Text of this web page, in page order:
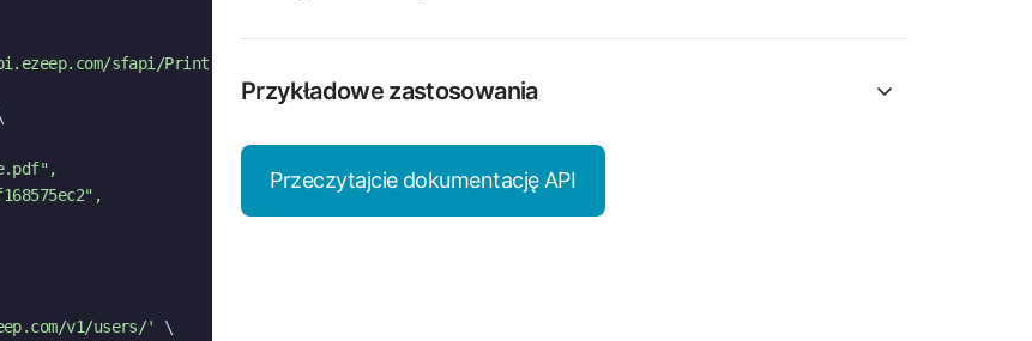
sfapi/Print'
,
,
v1/users/' \
Przykładowe zastosowania
Przeczytajcie dokumentację API